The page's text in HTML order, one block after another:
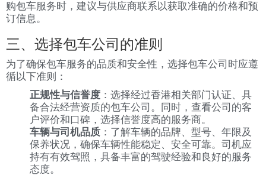
购包车服务时，建议与供应商联系以获取准确的价格和预
订信息。
三、选择包车公司的准则
为了确保包车服务的品质和安全性，选择包车公司时应遵
循以下准则：
正规性与信誉度 ：选择经过香港相关部门认证、具
备合法经营资质的包车公司。同时，查看公司的客
户评价和口碑，选择信誉度高的服务商。
车辆与司机品质 ：了解车辆的品牌、型号、年限及
保养状况，确保车辆性能稳定、安全可靠。司机应
持有有效驾照，具备丰富的驾驶经验和良好的服务
态度。